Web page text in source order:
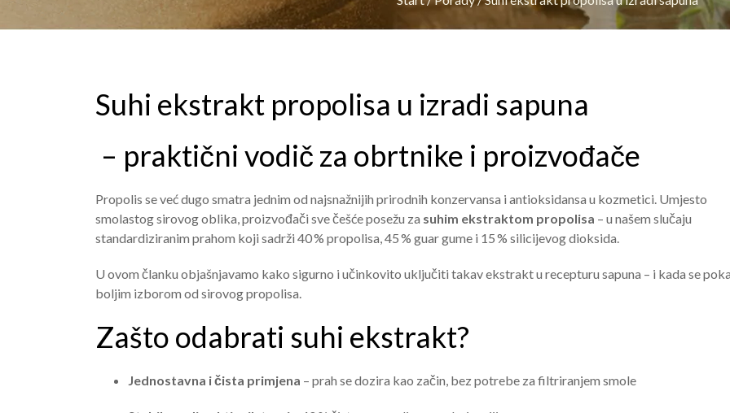
Suhi ekstrakt propolisa u izradi sapuna
– praktični vodič za obrtnike i proizvođače
Propolis se već dugo smatra jednim od najsnažnijih prirodnih konzervansa i antioksidansa u kozmetici. Umjesto
smolastog sirovog oblika, proizvođači sve češće posežu za suhim ekstraktom propolisa – u našem slučaju
standardiziranim prahom koji sadrži 40 % propolisa, 45 % guar gume i 15 % silicijevog dioksida.
U ovom članku objašnjavamo kako sigurno i učinkovito uključiti takav ekstrakt u recepturu sapuna – i kada se
boljim izborom od sirovog propolisa.
Zašto odabrati suhi ekstrakt?
Jednostavna i čista primjena – prah se dozira kao začin, bez potrebe za filtriranjem smole